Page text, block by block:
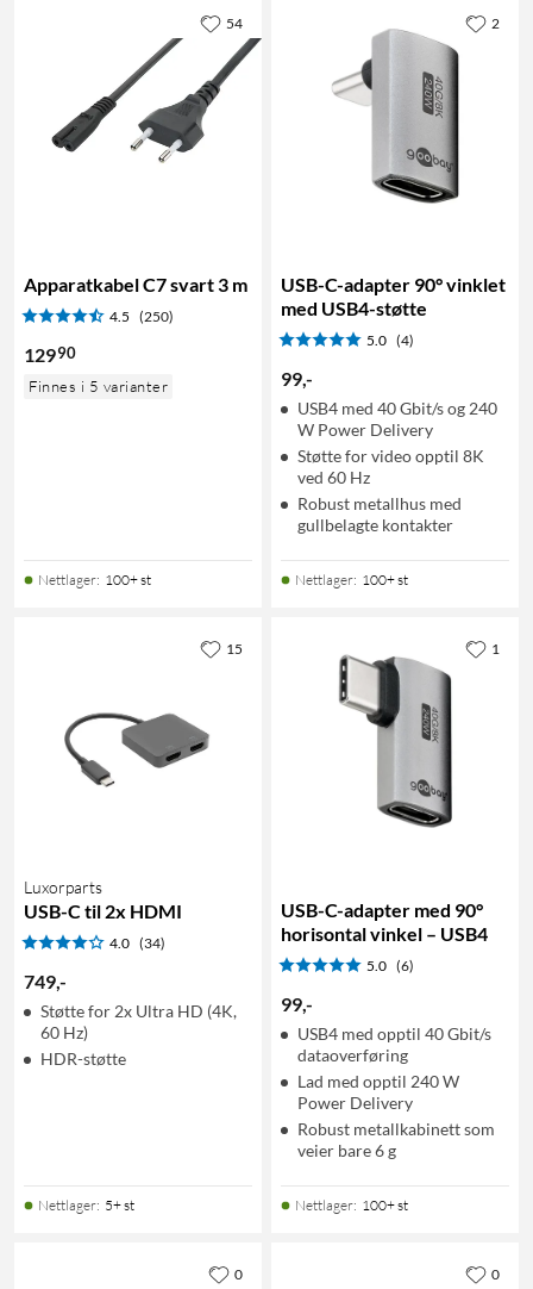
Apparatkabel C7 svart 3 m
4.5 (250)
12990
Finnes i 5 varianter
Nettlager: 100+ st
54
USB-C-adapter 90° vinklet
med USB4-støtte
5.0 (4)
99,-
USB4 med 40 Gbit/s og 240
W Power Delivery
Støtte for video opptil 8K
ved 60 Hz
Robust metallhus med
gullbelagte kontakter
Nettlager: 100+ st
2
Luxorparts
USB-C til 2x HDMI
4.0 (34)
749,-
Støtte for 2x Ultra HD (4K,
60 Hz)
HDR-støtte
Nettlager: 5+ st
15
USB-C-adapter med 90°
horisontal vinkel – USB4
5.0 (6)
99,-
USB4 med opptil 40 Gbit/s
dataoverføring
Lad med opptil 240 W
Power Delivery
Robust metallkabinett som
veier bare 6 g
Nettlager: 100+ st
1
0 0